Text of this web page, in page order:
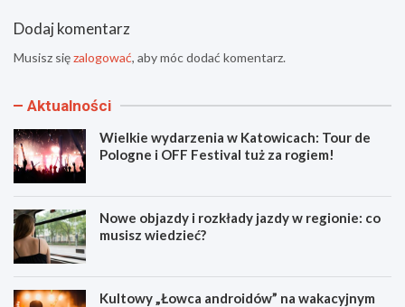
Dodaj komentarz
Musisz sięzalogować, aby móc dodać komentarz.
Aktualności
Wielkie wydarzenia w Katowicach: Tour de
Pologne i OFF Festival tuż za rogiem!
Nowe objazdy i rozkłady jazdy w regionie: co
musisz wiedzieć?
Kultowy „Łowca androidów” na wakacyjnym